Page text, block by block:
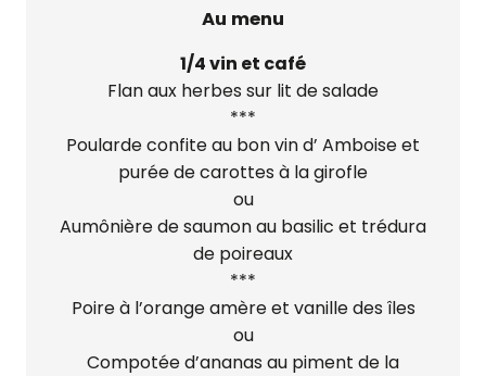
Au menu
1/4 vin et café
Flan aux herbes sur lit de salade
***
Poularde confite au bon vin d’ Amboise et
purée de carottes à la girofle
ou
Aumônière de saumon au basilic et trédura
de poireaux
***
Poire à l’orange amère et vanille des îles
ou
Compotée d’ananas au piment de la